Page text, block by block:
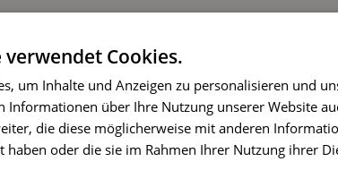
gewählten Rezepte ohne Aufpreis
verwendet Cookies.
um Inhalte und Anzeigen zu personalisieren und
Informationen über Ihre Nutzung unserer Website
die diese möglicherweise mit anderen
haben oder die sie im Rahmen Ihrer Nutzung ihrer